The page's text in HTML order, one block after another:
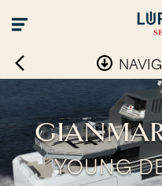
YOUNG